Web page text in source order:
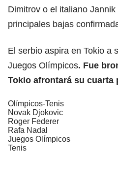
Dimitrov o el italiano
principales bajas
El serbio aspira en Tokio a
Juegos Olímpicos. Fue
Tokio afrontará su
Olímpicos-Tenis
Novak Djokovic
Roger Federer
Rafa Nadal
Juegos Olímpicos
Tenis